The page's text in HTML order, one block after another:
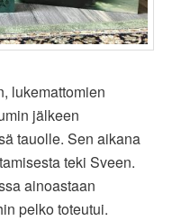
lukemattomien
jälkeen
tauolle. Sen aikana
teki Sveen.
ainoastaan
pelko toteutui.